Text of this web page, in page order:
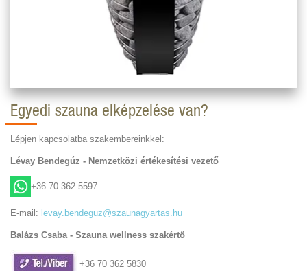
Egyedi szauna elképzelése van?
Lépjen kapcsolatba szakembereinkkel:
Lévay Bendegúz - Nemzetközi értékesítési vezető
+36 70 362 5597
E-mail: levay.bendeguz@szaunagyartas.hu
Balázs Csaba - Szauna wellness szakértő
+36 70 362 5830